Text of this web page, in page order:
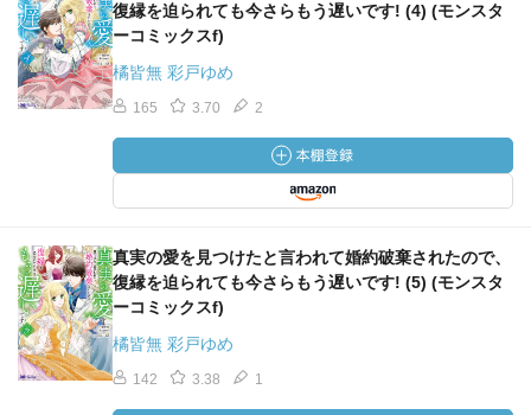
復縁を迫られても今さらもう遅いです! (4) (モンスタ
ーコミックスf)
橘皆無 彩戸ゆめ
165 3.70 2
真実の愛を見つけたと言われて婚約破棄されたので、
復縁を迫られても今さらもう遅いです! (5) (モンスタ
ーコミックスf)
橘皆無 彩戸ゆめ
142 3.38 1